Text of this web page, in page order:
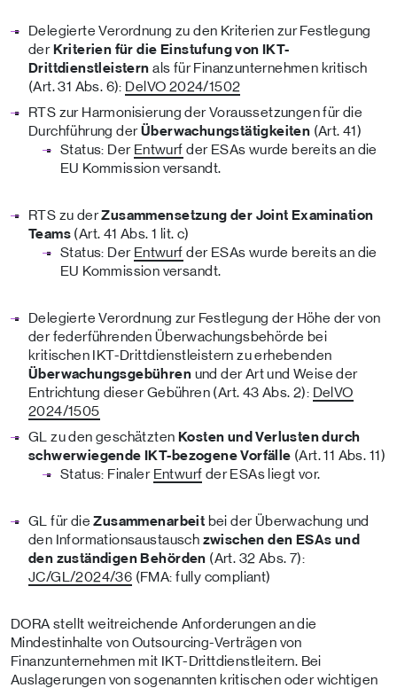
Delegierte Verordnung zu den Kriterien zur Festlegung
der Kriterien für die Einstufung von IKT-
Drittdienstleisternals für Finanzunternehmen kritisch
(Art. 31 Abs. 6): DelVO 2024/1502
RTS zur Harmonisierung der Voraussetzungen für die
Durchführung derÜberwachungstätigkeiten (Art. 41)
Status: Der Entwurf der ESAs wurde bereits an die
EU Kommission versandt.
RTS zu derZusammensetzung der Joint Examination
Teams (Art. 41 Abs. 1 lit. c)
Status: Der Entwurf der ESAs wurde bereits an die
EU Kommission versandt.
Delegierte Verordnung zur Festlegung der Höhe der von
der federführenden Überwachungsbehörde bei
kritischen IKT-Drittdienstleistern zu erhebenden
Überwachungsgebühren und der Art und Weise der
Entrichtung dieser Gebühren (Art. 43 Abs. 2): DelVO
2024/1505
GL zu den geschätzten Kosten und Verlusten durch
schwerwiegende IKT-bezogene Vorfälle (Art. 11 Abs. 11)
Status: Finaler Entwurf der ESAs liegt vor.
GL für dieZusammenarbeit bei der Überwachung und
den Informationsaustausch zwischen den ESAs und
den zuständigen Behörden (Art. 32 Abs. 7):
JC/GL/2024/36 (FMA: fully compliant)
DORA stellt weitreichende Anforderungen an die
Mindestinhalte von Outsourcing-Verträgen von
Finanzunternehmen mit IKT-Drittdienstleitern. Bei
Auslagerungen von sogenannten kritischen oder wichtigen